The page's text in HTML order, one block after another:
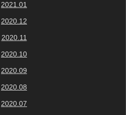
2021.01
2020.12
2020.11
2020.10
2020.09
2020.08
2020.07